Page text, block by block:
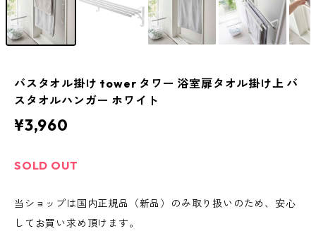
バスタオル掛け tower タワー 浴室扉タオル掛け上 バ
スタオルハンガー ホワイト
¥3,960
SOLD OUT
当ショップは国内正規品（新品）のみ取り扱いのため、安心
してお買い求め頂けます。